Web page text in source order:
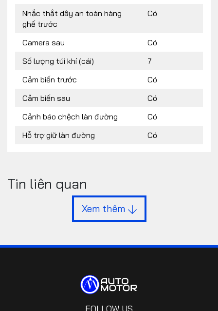
Nhắc thắt dây an toàn hàng
ghế trước
Có
Camera sau
Có
Số lượng túi khí (cái)
7
Cảm biến trước
Có
Cảm biến sau
Có
Cảnh báo chệch làn đường
Có
Hỗ trợ giữ làn đường
Có
Tin liên quan
Xem thêm
FOLLOW US